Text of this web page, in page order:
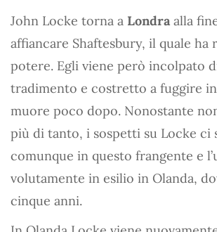
John Locke torna a Londra alla
affiancare Shaftesbury, il quale
potere. Egli viene però incolpato
tradimento e costretto a fuggire
muore poco dopo. Nonostante
più di tanto, i sospetti su Locke ci
comunque in questo frangente e
volutamente in esilio in Olanda,
cinque anni.